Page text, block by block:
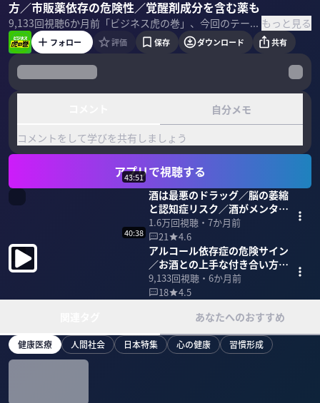
方／市販薬依存の危険性／覚醒剤成分を含む薬も
9,133回視聴6か月前 「ビジネス虎の巻」、今回のテーマは身近な薬物依存症。後編では、お酒との上手な付き合い方と市販薬依存の危険性について、専門家が徹底解説。 ＜ゲスト＞ 松本俊彦｜精神科医 国立精神・神経医療研究センター精神保健研究所 薬物依存研究部 部長。薬物依存症センターセンター長。精神科医として薬物依存症や自傷行為に苦しむ人を対象に診療を行ってきた。 ＜目次＞ もっと見る
フォロー 評価 保存 ダウンロード 共有
自分メモ
コメントをして学びを共有しましょう
アプリで視聴する
43:51
酒は最悪のドラッグ／脳の萎縮
と認知症リスク／酒がメンタル
不調のトリガーに
1.6万回視聴・ 7か月前
21
4.6
40:38
アルコール依存症の危険サイン
／お酒との上手な付き合い方／
市販薬依存の危険性／覚醒剤成
分を含む薬も
9,133回視聴・ 6か月前
18
4.5
あなたへのおすすめ
健康医療 人間社会 日本特集 心の健康 習慣形成